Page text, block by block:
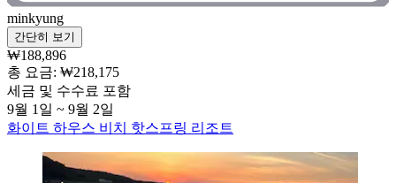
minkyung
간단히 보기
₩188,896
총 요금: ₩218,175
세금 및 수수료 포함
9월 1일 ~ 9월 2일
화이트 하우스 비치 핫스프링 리조트